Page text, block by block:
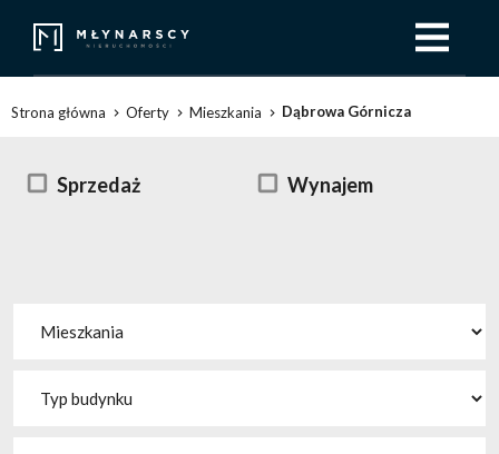
Strona główna Oferty Mieszkania Dąbrowa Górnicza
Sprzedaż Wynajem